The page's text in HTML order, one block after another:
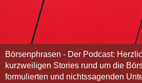
Börsenphrasen - Der Podcast:
kurzweiligen Stories rund um die
formulierten und nichtssagenden